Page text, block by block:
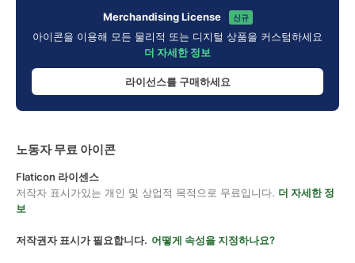
Merchandising License 신규
아이콘을 이용해 모든 물리적 또는 디지털 상품을 커스텀하세요
더 자세한 정보
라이선스를 구매하세요
노동자 무료 아이콘
Flaticon 라이센스
저작자 표시가있는 개인 및 상업적 목적으로 무료입니다. 더 자세한 정
보
저작권자 표시가 필요합니다. 어떻게 속성을 지정하나요?